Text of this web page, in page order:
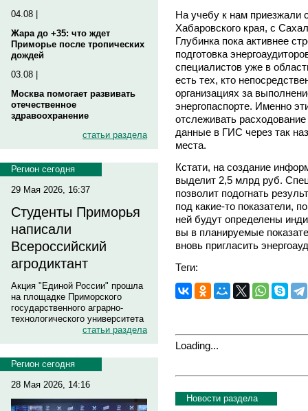
04.08 |
Жара до +35: что ждет
Приморье после тропических
дождей
03.08 |
Москва помогает развивать
отечественное
здравоохранение
статьи раздела
Регион сегодня
29 Мая 2026, 16:37
Студенты Приморья
написали
Всероссийский
агродиктант
Акция "Единой России" прошла
на площадке Приморского
государственного аграрно-
технологического университета
статьи раздела
Регион сегодня
28 Мая 2026, 14:16
На учебу к нам приезжали
Хабаровского края, с
Глубинка пока активнее
подготовка
специалистов уже в
есть тех, кто
организациях за
энергопаспорте. Именно
отслеживать
данные в ГИС через так
места.
Кстати, на создание
выделит 2,5 млрд руб.
позволит подогнать
под какие-то показатели,
ней будут определены
вы в планируемые
вновь пригласить
Теги:
Loading...
Новости раздела